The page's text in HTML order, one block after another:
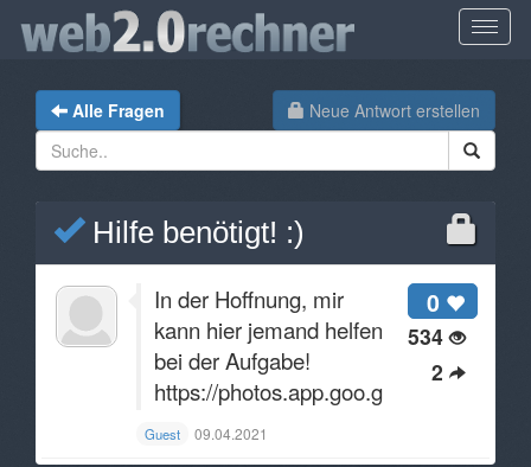
Neue Antwort erstellen
Alle Fragen
Hilfe benötigt! :)
0
534
2
In der Hoffnung, mir
kann hier jemand helfen
bei der Aufgabe!
https://photos.app.goo.gl/
Guest 09.04.2021